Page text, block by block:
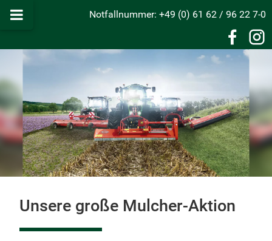
Notfallnummer: +49 (0) 61 62 / 96 22 7-0
Unsere große Mulcher-Aktion